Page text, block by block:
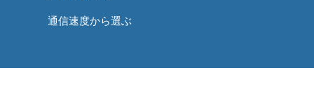
通信速度から選ぶ